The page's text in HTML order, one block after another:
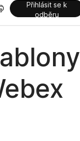
Přihlásit se k
odběru